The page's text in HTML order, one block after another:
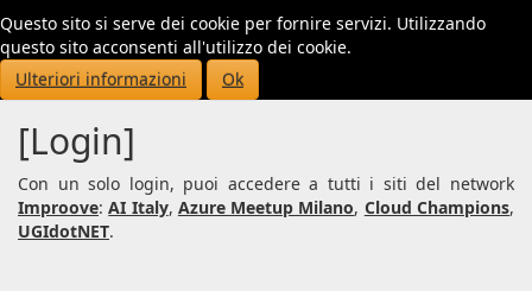
Questo sito si serve dei cookie per fornire servizi. Utilizzando
questo sito acconsenti all'utilizzo dei cookie.
Ulteriori informazioni
Ok
[Login]
Con un solo login, puoi accedere a tutti i siti del network
Improove:AI Italy, Azure Meetup Milano, Cloud Champions,
UGIdotNET.